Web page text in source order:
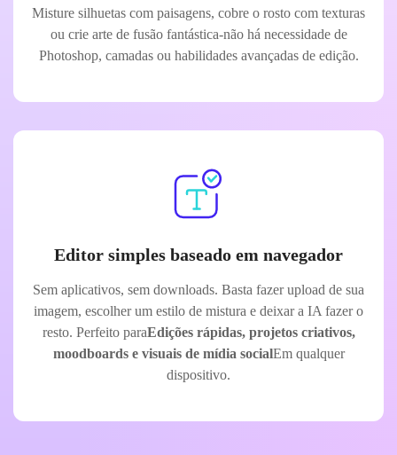
Misture silhuetas com paisagens, cobre o rosto com texturas
ou crie arte de fusão fantástica-não há necessidade de
Photoshop, camadas ou habilidades avançadas de edição.
Editor simples baseado em navegador
Sem aplicativos, sem downloads. Basta fazer upload de sua
imagem, escolher um estilo de mistura e deixar a IA fazer o
resto. Perfeito paraEdições rápidas, projetos criativos,
moodboards e visuais de mídia socialEm qualquer
dispositivo.